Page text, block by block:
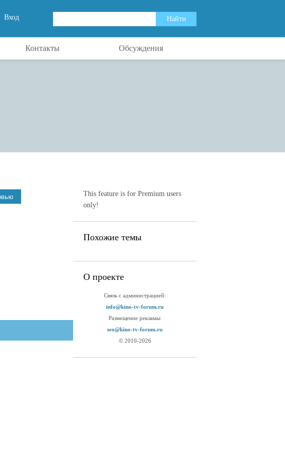
Вход
Контакты Обсуждения
This feature is for Premium users
only!
Похожие темы
О проекте
Связь с администрацией:
info@kino-tv-forum.ru
Размещение рекламы:
seo@kino-tv-forum.ru
© 2010-2026